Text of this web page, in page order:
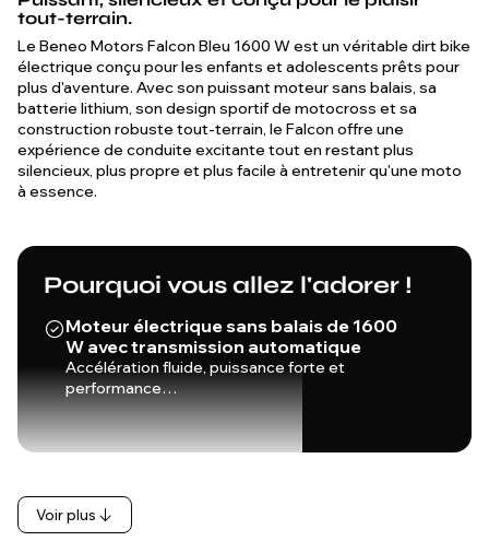
tout-terrain.
Le Beneo Motors Falcon Bleu 1600 W est un véritable dirt bike
électrique conçu pour les enfants et adolescents prêts pour
plus d'aventure. Avec son puissant moteur sans balais, sa
batterie lithium, son design sportif de motocross et sa
construction robuste tout-terrain, le Falcon offre une
expérience de conduite excitante tout en restant plus
silencieux, plus propre et plus facile à entretenir qu'une moto
à essence.
Pourquoi vous allez l'adorer !
Moteur électrique sans balais de 1600
W avec transmission automatique
Accélération fluide, puissance forte et
performance…
Voir plus